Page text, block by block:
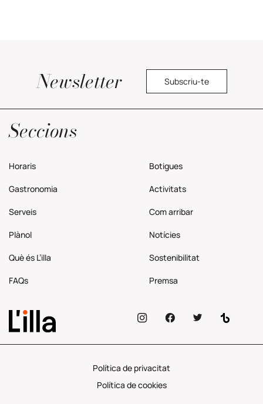
Newsletter Subscriu-te
Seccions
Horaris Botigues
Gastronomia Activitats
Serveis Comarribar
Plànol Notícies
Què és L’illa Sostenibilitat
FAQs Premsa
Política de privacitat
Política de cookies